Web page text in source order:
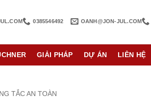
0385546492 OANH@JON-JUL.COM
GIẢI PHÁP DỰ ÁN LIÊN HỆ
TẮC AN TOÀN